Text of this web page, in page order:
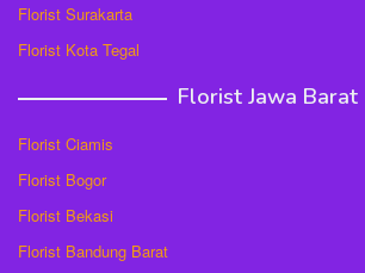
Florist Surakarta
Florist Kota Tegal
Florist Jawa Barat
Florist Ciamis
Florist Bogor
Florist Bekasi
Florist Bandung Barat